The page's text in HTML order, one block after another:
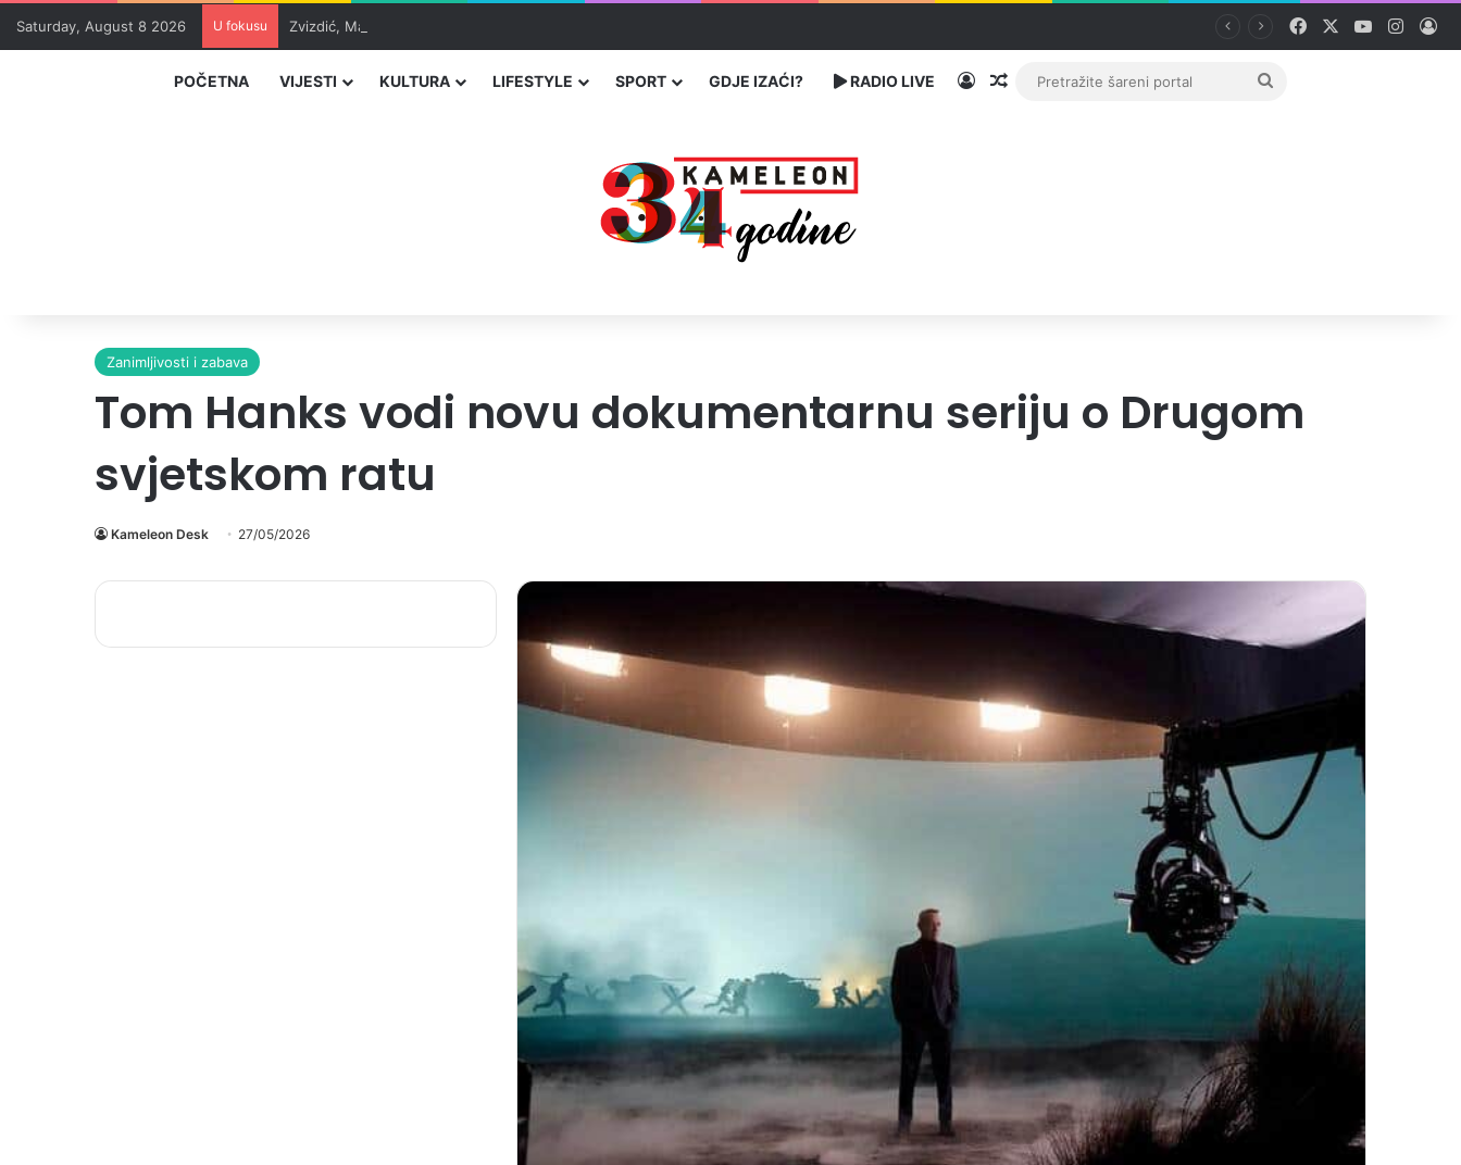
Saturday, August 8 2026 U fokusu Zvizdić, Magazinović i Kojović traže poseban status za Memorijalni centar Srebrenica Facebook YouTube
POČETNA VIJESTI KULTURA LIFESTYLE SPORT GDJE IZAĆI? RADIO LIVE PrijavaRandom članak
Pretražite
Zanimljivosti i zabava
Tom Hanks vodi novu dokumentarnu seriju o Drugom
svjetskom ratu
Kameleon Desk 27/05/2026